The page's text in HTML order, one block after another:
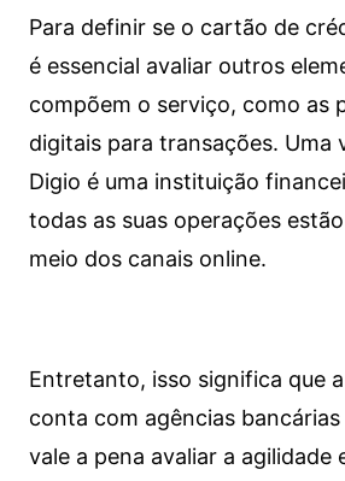
Para definir se o cartão de
é essencial avaliar outros
compõem o serviço, como as
digitais para transações. Uma
Digio é uma instituição
todas as suas operações
meio dos canais online.
Entretanto, isso significa que
conta com agências bancárias
vale a pena avaliar a agilidade